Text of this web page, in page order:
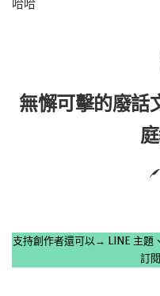
哈哈
無懈可擊的廢話
支持創作者還可以→ LINE 主題
訂閱